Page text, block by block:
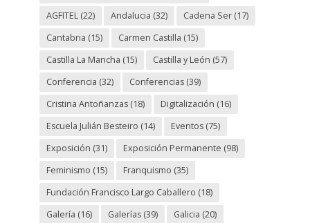
AGFITEL(22) Andalucia (32) Cadena Ser(17)
Cantabria (15) Carmen Castilla (15)
Castilla La Mancha (15) Castilla y León (57)
Conferencia (32) Conferencias(39)
Cristina Antoñanzas(18) Digitalización (16)
Escuela Julián Besteiro (14) Eventos(75)
Exposición (31) Exposición Permanente (98)
Feminismo (15) Franquismo (35)
Fundación Francisco Largo Caballero (18)
Galería (16) Galerías(39) Galicia (20)